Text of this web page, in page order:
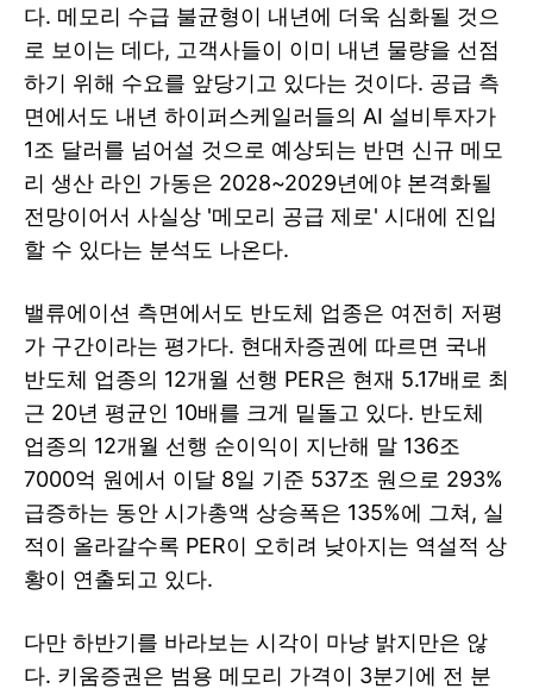
다. 메모리 수급 불균형이 내년에 더욱 심화될 것으
로 보이는 데다, 고객사들이 이미 내년 물량을 선점
하기 위해 수요를 앞당기고 있다는 것이다. 공급 측
면에서도 내년 하이퍼스케일러들의 AI 설비투자가
1조 달러를 넘어설 것으로 예상되는 반면 신규 메모
리 생산 라인 가동은 2028~2029년에야 본격화될
전망이어서 사실상 '메모리 공급 제로' 시대에 진입
할 수 있다는 분석도 나온다.
밸류에이션 측면에서도 반도체 업종은 여전히 저평
가 구간이라는 평가다. 현대차증권에 따르면 국내
반도체 업종의 12개월 선행 PER은 현재 5.17배로 최
근 20년 평균인 10배를 크게 밑돌고 있다. 반도체
업종의 12개월 선행 순이익이 지난해 말 136조
7000억 원에서 이달 8일 기준 537조 원으로 293%
급증하는 동안 시가총액 상승폭은 135%에 그쳐, 실
적이 올라갈수록 PER이 오히려 낮아지는 역설적 상
황이 연출되고 있다.
다만 하반기를 바라보는 시각이 마냥 밝지만은 않
다. 키움증권은 범용 메모리 가격이 3분기에 전 분